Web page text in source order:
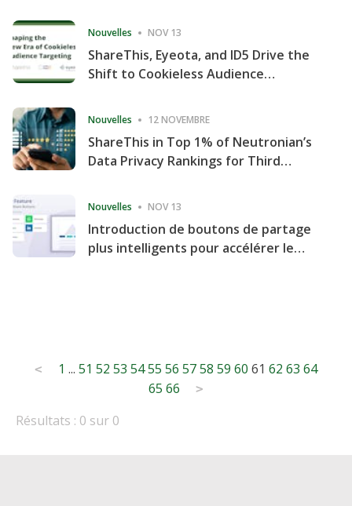
Nouvelles NOV 13
ShareThis, Eyeota, and ID5 Drive the
Shift to Cookieless Audience
Nouvelles 12 NOVEMBRE
ShareThis in Top 1% of Neutronian’s
Data Privacy Rankings for Third
Nouvelles NOV 13
Introduction de boutons de partage
plus intelligents pour accélérer le
Posts
pagination
< 1 ... 51 52 53 5455 56 5758 59 60 61 62 63 64
65 66 >
Résultats : 0 sur 0